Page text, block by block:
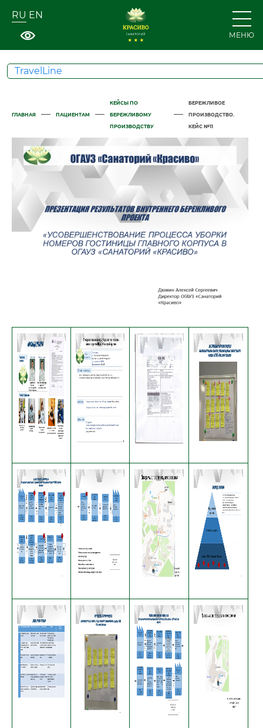
RU EN
МЕНЮ
TravelLine
ГЛАВНАЯ — ПАЦИЕНТАМ —
КЕЙСЫ ПО
БЕРЕЖЛИВОМУ
ПРОИЗВОДСТВУ
—
БЕРЕЖЛИВОЕ
ПРОИЗВОДСТВО.
КЕЙС №11